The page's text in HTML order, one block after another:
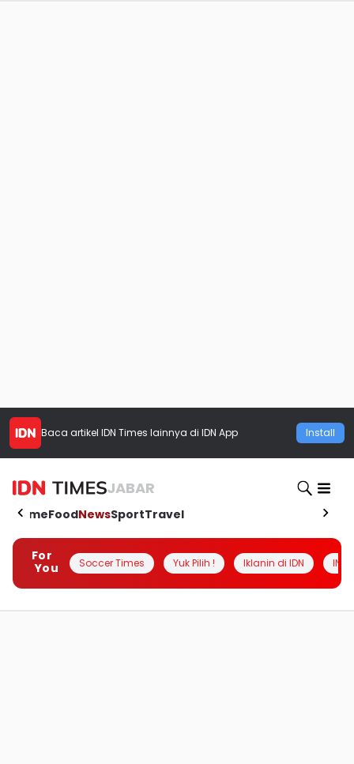
Baca artikel IDN Times lainnya di IDN App Install
JABAR
HomeFoodNewsSportTravel
For
You
Soccer Times Yuk Pilih ! Iklanin di IDN